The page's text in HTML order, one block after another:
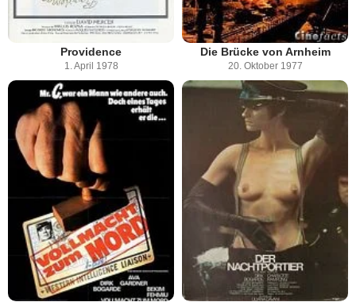
Providence
1. April 1978
Die Brücke von Arnheim
20. Oktober 1977